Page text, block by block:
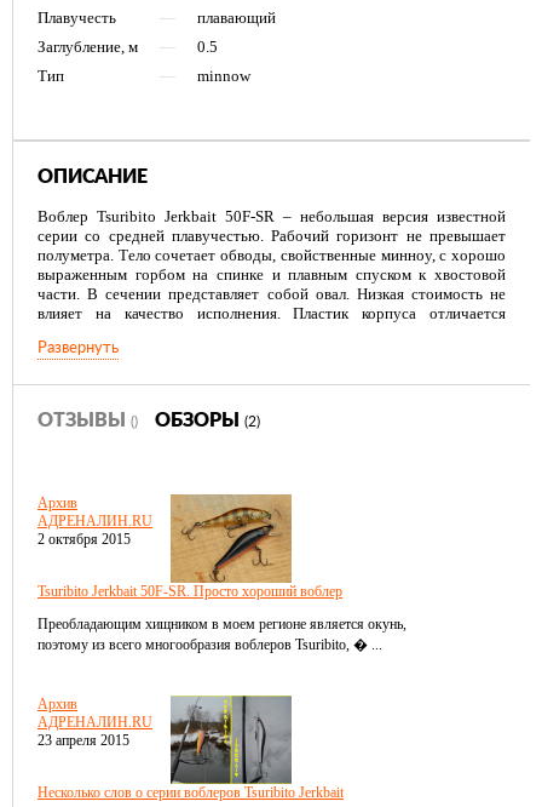
Плавучесть
—
плавающий
Заглубление, м
—
0.5
Тип
— minnow
ОПИСАНИЕ
Воблер Tsuribito Jerkbait 50F-SR – небольшая версия известной
серии со средней плавучестью. Рабочий горизонт не превышает
полуметра. Тело сочетает обводы, свойственные минноу, с хорошо
выраженным горбом на спинке и плавным спуском к хвостовой
части. В сечении представляет собой овал. Низкая стоимость не
влияет на качество исполнения. Пластик корпуса отличается
дефекты отсутствуют. Лопасть каплевидная, вогнутая, с
По уровню детализации воблер Tsuribito Jerkbait 50F-SR может
соперничать с более дорогими конкурентами. Хорошо проработана
выбором вариантов оформления. Модификации сочетают
многочисленные натуральные оттенки, причудливые сочетания
кислотных цветов.
Развернуть
ОТЗЫВЫ () ОБЗОРЫ (2)
Архив
АДРЕНАЛИН.RU
2 октября 2015
Tsuribito Jerkbait 50F-SR. Просто хороший воблер
Преобладающим хищником в моем регионе является окунь,
поэтому из всего многообразия воблеров Tsuribito, � ...
Архив
АДРЕНАЛИН.RU
23 апреля 2015
Несколько слов о серии воблеров Tsuribito Jerkbait